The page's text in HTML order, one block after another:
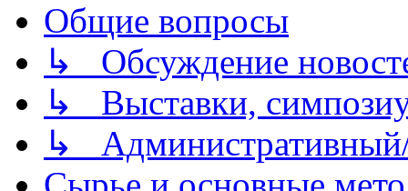
Общие вопросы
↳ Обсуждение
↳ Выставки,
↳